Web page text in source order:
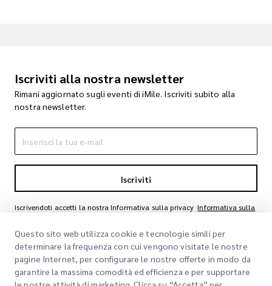
Iscriviti alla nostra newsletter
Rimani aggiornato sugli eventi di iMile. Iscriviti subito alla
nostra newsletter.
Iscriviti
Iscrivendoti accetti la nostra Informativa sulla privacy Informativa sulla
Questo sito web utilizza cookie e tecnologie simili per
determinare la frequenza con cui vengono visitate le nostre
pagine Internet, per configurare le nostre offerte in modo da
garantire la massima comodità ed efficienza e per supportare